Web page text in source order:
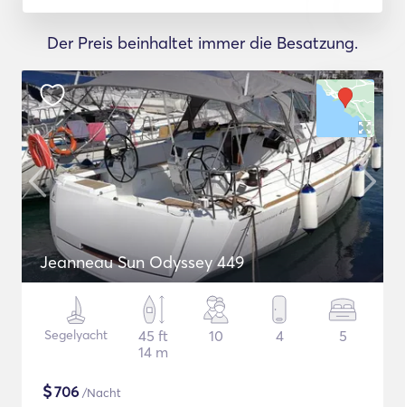
Der Preis beinhaltet immer die Besatzung.
Jeanneau Sun Odyssey 449
Segelyacht
45 ft
14 m
10 4 5
$706 /Nacht